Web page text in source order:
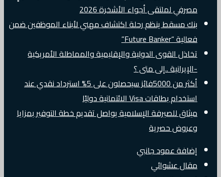
مصرفي لملتقى أجواء الأشخرة 2026
بنك مسقط ينظم رحلة اكتشاف مهني لأبناء الموظفين ضمن
فعالية “Future Banker”
تخاذل القوى الدولية والإقليمية والمماطلة الأمريكية
-الإيرانية ..إلى متى ؟
أكثر من 5000فائز سيحصلون على 5% استرداد نقدي عند
استخدام بطاقات Visa الائتمانية دوليًا
ميثاق للصيرفة الإسلامية يواصل تقديم خطة التوفير بمزايا
وعروض حصرية
إضافة عمود جانبي
مقال عشوائي